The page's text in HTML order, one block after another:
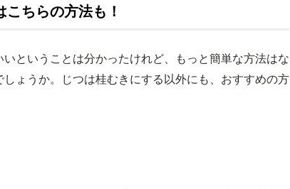
ちらの方法も！
ということは分かったけれど、もっと簡単な方法はな
ょうか。じつは桂むきにする以外にも、おすすめの方